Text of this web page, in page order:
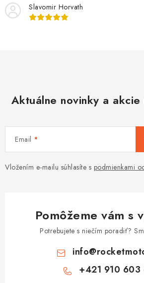
Slavomir Horvath
Aktuálne novinky a akcie
Email
Vložením e-mailu súhlasíte s podmienkami
Pomôžeme vám s
Potrebujete s niečím poradiť?
info@
+421 910 603